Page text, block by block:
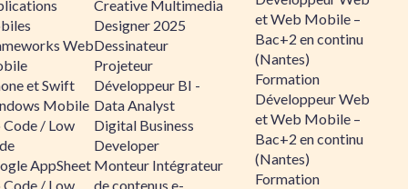
Web
et Swift
Mobile
/ Low
AppSheet
/ Low
Creative Multimedia
Designer 2025
Dessinateur
Projeteur
Développeur BI -
Data Analyst
Digital Business
Developer
Monteur Intégrateur
de contenus e-
et Web Mobile –
Bac+2 en continu
(Nantes)
Formation
Développeur Web
et Web Mobile –
Bac+2 en continu
(Nantes)
Formation